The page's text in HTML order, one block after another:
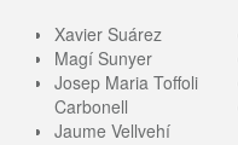
Xavier Suárez
Magí Sunyer
Josep Maria Toffoli
Carbonell
Jaume Vellvehí